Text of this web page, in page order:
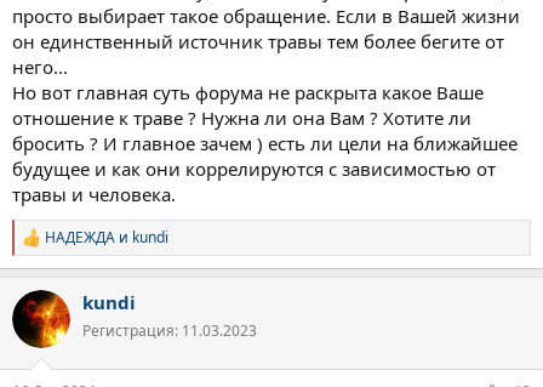
наши пути с тем другом немного расходятся, работа не по
специальности, дипломы в пыли, работа тупо в магазинах
электроники продавцом. Как-то добрался и до управляющего
стал им. Но турнули, изза связей высших, - надо было им
поставить на это место своих приблатненных. Больше
достижений карьерных нет, работаю все также в магазинах. По
куреву ну постоянно в день грамулю Гарика. Шишки. Если нету,
ломает, ну делал перерывы, по паре дней и снова на системе.
Проблем не видел, слез с сигарет и всяких вейпов их не курю
уже лет пять. А вот шишки ну это святое. Потом начал
задумываться годам к 30ти только, кудаж я жизнь свою трачу.
Зачем мне это. Отдельно хочется отметить как раз этого
встречаемся и мутим, причём в основном всегда на мои
деньги. И в один момент меня это начинает люто выбешивать,
я не понимаю, куда я трачу деньги, а он всё звонит или пишет "
Есть монета? ", " Приколемся? ".и если вдруг нету у него
просто выбирает такое обращение. Если в Вашей жизни
он единственный источник травы тем более бегите от
него...
Но вот главная суть форума не раскрыта какое Ваше
отношение к траве ? Нужна ли она Вам ? Хотите ли
бросить ? И главное зачем ) есть ли цели на ближайшее
будущее и как они коррелируются с зависимостью от
травы и человека.
Р
е
к
ц
и
НАДЕЖДА и kundi
kundi
Регистрация: 11.03.2023